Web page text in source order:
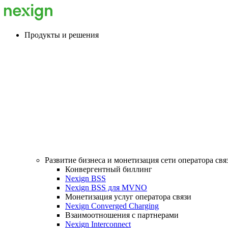
Продукты и решения
Развитие бизнеса и монетизация сети оператора
Конвергентный биллинг
Nexign BSS
Nexign BSS для MVNO
Монетизация услуг оператора связи
Nexign Converged Charging
Взаимоотношения с партнерами
Nexign Interconnect